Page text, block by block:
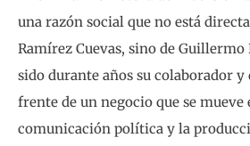
una razón social que no está
Ramírez Cuevas, sino de
sido durante años su colaborador y
frente de un negocio que se mueve
comunicación política y la